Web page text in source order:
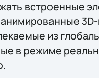
встроенные
из
в режиме